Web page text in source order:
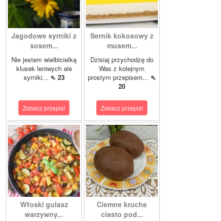
Jagodowe syrniki z
sosem...
Nie jestem wielbicielką
klusek leniwych ale
syrniki... ⇖ 23
Zobacz przepis!
Sernik kokosowy z
musem...
Dzisiaj przychodzę do
Was z kolejnym
prostym przepisem... ⇖
20
Zobacz przepis!
Włoski gulasz
warzywny...
Ciemne kruche
ciasto pod...